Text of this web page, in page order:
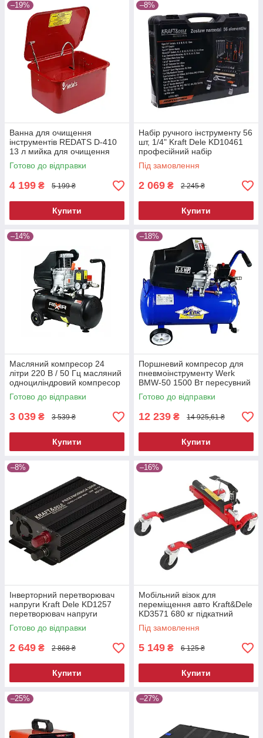
–19%
Ванна для очищення
інструментів REDATS D-410
13 л мийка для очищення
деталей мийна ванна для
майстерні
Готово до відправки
4 199 ₴ 5 199 ₴
Купити
–8%
Набір ручного інструменту 56
шт, 1/4" Kraft Dele KD10461
професійний набір
інструментів
Під замовлення
2 069 ₴ 2 245 ₴
Купити
–14%
Масляний компресор 24
літри 220 В / 50 Гц масляний
одноциліндровий компресор
Готово до відправки
3 039 ₴ 3 539 ₴
Купити
–18%
Поршневий компресор для
пневмоінструменту Werk
BMW-50 1500 Вт пересувний
електричний компресор для
фарбування
Готово до відправки
12 239 ₴ 14 925,61 ₴
Купити
–8%
Інверторний перетворювач
напруги Kraft Dele KD1257
перетворювач напруги
автомобільний
Готово до відправки
2 649 ₴ 2 868 ₴
Купити
–16%
Мобільний візок для
переміщення авто Kraft&Dele
KD3571 680 кг підкатний
ролик для автосервісу
Під замовлення
5 149 ₴ 6 125 ₴
Купити
–25% –27%